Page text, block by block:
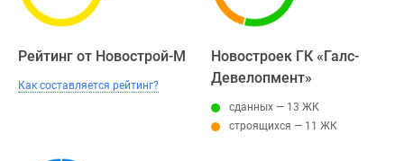
Рейтинг от Новострой-М
Как составляется рейтинг?
Новостроек ГК «Галс-
Девелопмент»
сданных — 13 ЖК
строящихся — 11 ЖК